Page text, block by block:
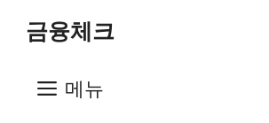
금융체크
메뉴